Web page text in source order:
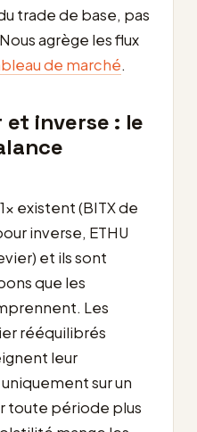
trade de base, pas
agrège les flux
de marché.
inverse : le
existent (BITX de
inverse, ETHU
et ils sont
que les
Les
rééquilibrés
leur
sur un
toute période plus